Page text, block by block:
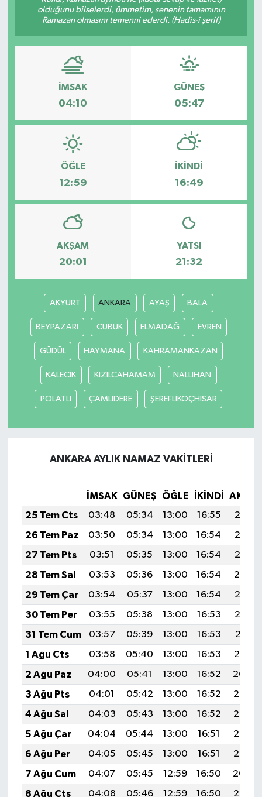
olduğunu bilselerdi, ümmetim, senenin tamamının
Ramazan olmasını temenni ederdi. (Hadis-i şerif)
İMSAK
04:10
GÜNEŞ
05:47
ÖĞLE
12:59
İKINDI
16:49
AKŞAM
20:01
YATSI
21:32
AKYURT ANKARA AYAŞ BALA
BEYPAZARI CUBUK ELMADAĞ EVREN
GÜDÜL HAYMANA KAHRAMANKAZAN
KALECİK KIZILCAHAMAM NALLIHAN
POLATLI ÇAMLIDERE ŞEREFLİKOÇHİSAR
ANKARA AYLIK NAMAZ VAKITLERI
İMSAK GÜNEŞ ÖĞLE İKINDI
25 Tem Cts
03:48 05:34 13:00 16:55
20:17
26 Tem Paz
03:50 05:34 13:00 16:54
20:16
27 Tem Pts
03:51 05:35 13:00 16:54
20:15
28 Tem Sal
03:53 05:36 13:00 16:54
20:14
29 Tem Çar
03:54 05:37 13:00 16:54
20:13
30 Tem Per
03:55 05:38 13:00 16:53
20:12
31 Tem Cum
03:57 05:39 13:00 16:53
20:11
1 Ağu Cts
03:58 05:40 13:00 16:53
20:10
2 Ağu Paz
04:00 05:41 13:00 16:52
20:09
3 Ağu Pts
04:01 05:42 13:00 16:52
20:08
4 Ağu Sal
04:03 05:43 13:00 16:52
20:07
5 Ağu Çar
04:04 05:44 13:00 16:51
20:06
6 Ağu Per
04:05 05:45 13:00 16:51
20:05
7 Ağu Cum
04:07 05:45 12:59 16:50
20:04
8 Ağu Cts
04:08 05:46 12:59 16:50
20:02
Ekonomi
Tokat Haber